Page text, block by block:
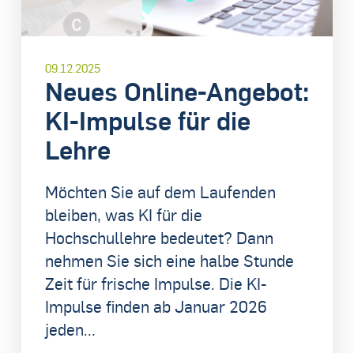
09.12.2025
Neues Online-Angebot:
KI-Impulse für die
Lehre
Möchten Sie auf dem Laufenden
bleiben, was KI für die
Hochschullehre bedeutet? Dann
nehmen Sie sich eine halbe Stunde
Zeit für frische Impulse. Die KI-
Impulse finden ab Januar 2026
jeden...